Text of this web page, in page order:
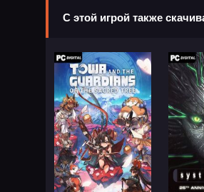
С этой игрой также